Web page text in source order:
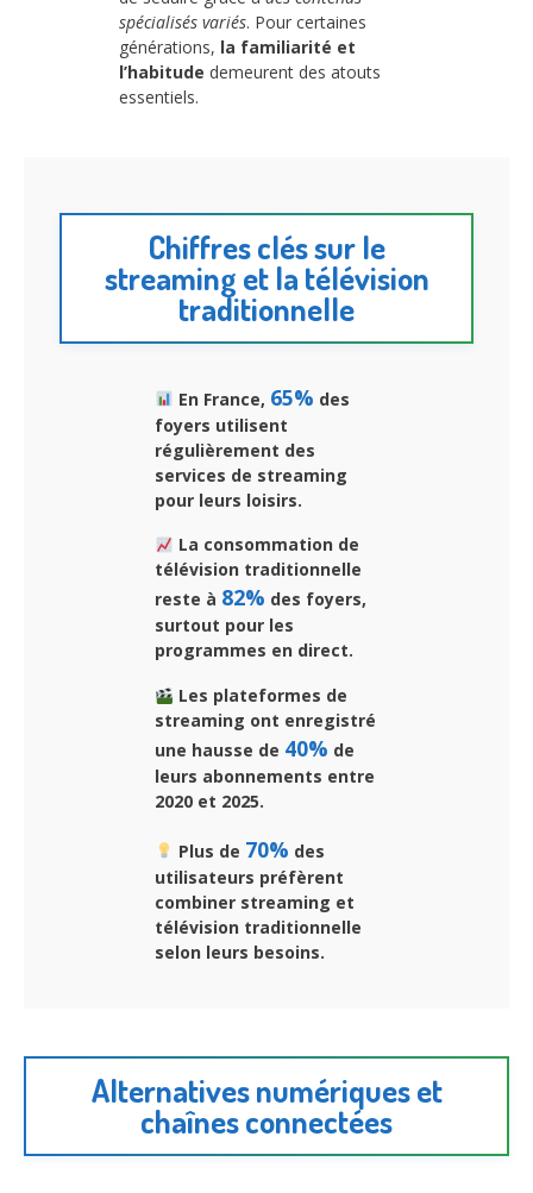
spécialisés variés. Pour certaines
générations, la familiarité et
l’habitude demeurent des atouts
essentiels.
Chiffres clés sur le
streaming et la télévision
traditionnelle
En France, 65% des
foyers utilisent
régulièrement des
services de streaming
pour leurs loisirs.
La consommation de
télévision traditionnelle
reste à 82% des foyers,
surtout pour les
programmes en direct.
Les plateformes de
streaming ont enregistré
une hausse de 40% de
leurs abonnements entre
2020 et 2025.
Plus de 70% des
utilisateurs préfèrent
combiner streaming et
télévision traditionnelle
selon leurs besoins.
Alternatives numériques et
chaînes connectées